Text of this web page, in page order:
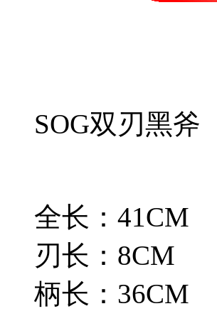
SOG双刃黑斧
全长：41CM
刃长：8CM
柄长：36CM